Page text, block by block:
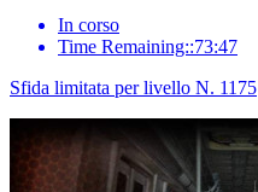
In corso
Time Remaining::73:47
Sfida limitata per livello N. 1175